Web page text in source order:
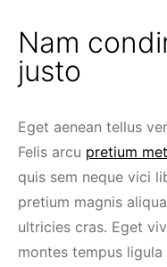
Nam
justo
Eget aenean tellus
Felis arcu pretium
quis sem neque vici
pretium magnis
ultricies cras. Eget
montes tempus